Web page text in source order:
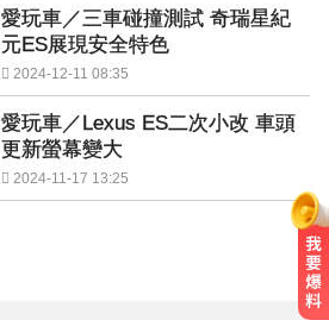
愛玩車／三車碰撞測試 奇瑞星紀
元ES展現安全特色
2024-12-11 08:35
愛玩車／Lexus ES二次小改 車頭
更新螢幕變大
2024-11-17 13:25